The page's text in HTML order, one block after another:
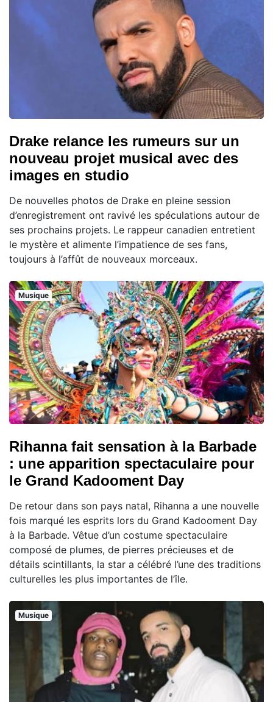
Drake relance les rumeurs sur un
nouveau projet musical avec des
images en studio
De nouvelles photos de Drake en pleine session
d’enregistrement ont ravivé les spéculations autour de
ses prochains projets. Le rappeur canadien entretient
le mystère et alimente l’impatience de ses fans,
toujours à l’affût de nouveaux morceaux.
Musique
Rihanna fait sensation à la Barbade
: une apparition spectaculaire pour
le Grand Kadooment Day
De retour dans son pays natal, Rihanna a une nouvelle
fois marqué les esprits lors du Grand Kadooment Day
à la Barbade. Vêtue d’un costume spectaculaire
composé de plumes, de pierres précieuses et de
détails scintillants, la star a célébré l’une des traditions
culturelles les plus importantes de l’île.
Musique